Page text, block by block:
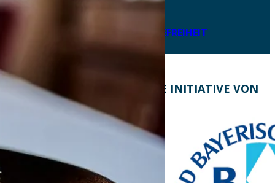
ERKLÄRUNG ZUR BARRIEREFREIHEIT
KONTAKT EINE INITIATIVE VON
Bayern Tourist Gmbh
Prinz-Ludwig-Palais
Türkenstraße 7